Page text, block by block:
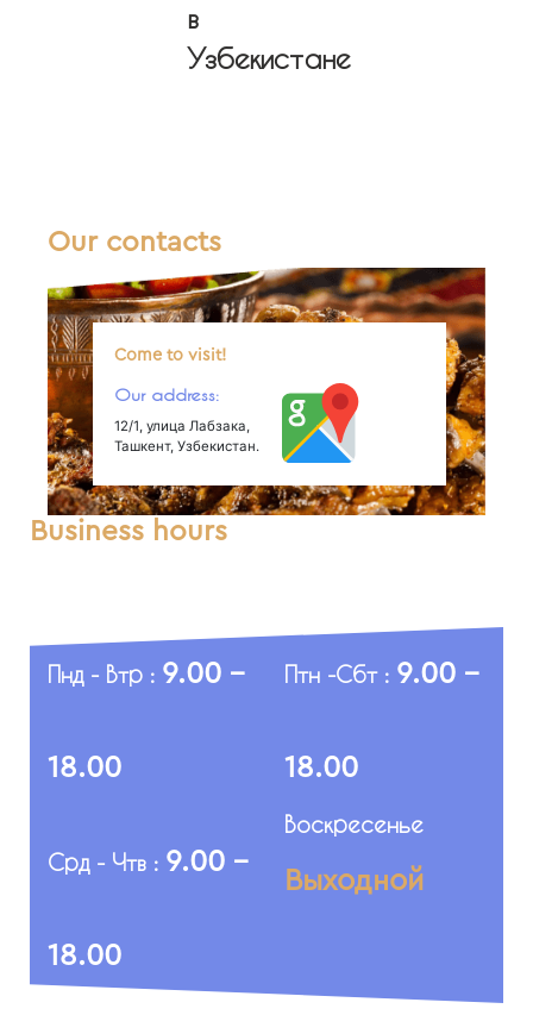
в
Узбекистане
Our contacts
Come to visit!
Our address:
12/1, улица Лабзака,
Ташкент, Узбекистан.
Business hours
Пнд - Втр : 9.00 -
18.00
Срд - Чтв : 9.00 -
18.00
Птн -Сбт : 9.00 -
18.00
Воскресенье
Выходной